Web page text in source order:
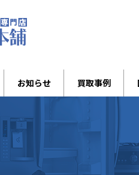
お知らせ 買取事例